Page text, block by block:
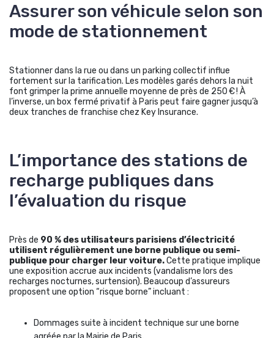
Assurer son véhicule selon son
mode de stationnement
Stationner dans la rue ou dans un parking collectif influe
fortement sur la tarification. Les modèles garés dehors la nuit
font grimper la prime annuelle moyenne de près de 250 € ! À
l’inverse, un box fermé privatif à Paris peut faire gagner jusqu’à
deux tranches de franchise chez Key Insurance.
L’importance des stations de
recharge publiques dans
l’évaluation du risque
Près de 90 % des utilisateurs parisiens d’électricité
utilisent régulièrement une borne publique ou semi-
publique pour charger leur voiture.Cette pratique implique
une exposition accrue aux incidents (vandalisme lors des
recharges nocturnes, surtension). Beaucoup d’assureurs
proposent une option “risque borne” incluant :
Dommages suite à incident technique sur une borne